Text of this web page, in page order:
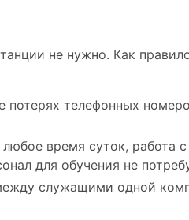
не нужно. Как
телефонных
время суток, работа
для обучения не
служащими одной